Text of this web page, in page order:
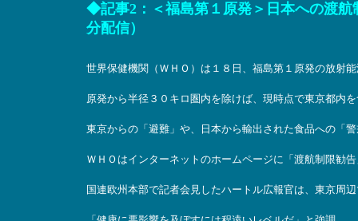
◆記事2：＜福島第１原発＞日本への渡
分配信）
世界保健機関（ＷＨＯ）は１８日、福島第１原発の放射
原発から半径３０キロ圏内を除けば、現時点で東京都内
東京からの「避難」や、日本から輸出された食品への「
ＷＨＯはインターネットのホームページに「渡航制限勧
国連欧州本部で記者会見したハートル広報官は、東京周